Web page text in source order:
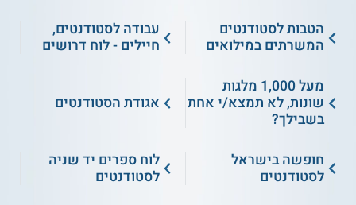
הטבות לסטודנטים
המשרתים במילואים
עבודה לסטודנטים,
חיילים - לוח דרושים
מעל 1,000 מלגות
שונות, לא תמצא/י אחת
בשבילך?
אגודת הסטודנטים
חופשה בישראל
לסטודנטים
לוח ספרים יד שניה
לסטודנטים